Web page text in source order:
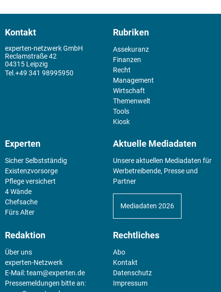
Kontakt
experten-netzwerk GmbH
Reclamstraße 42
04315 Leipzig
+49 341 98995950
Rubriken
Assekuranz
Finanzen
Recht
Management
Wirtschaft
Themenwelt
Tools
Kiosk
Experten
Sicher Selbstständig
Existenz­vorsorge
Pflege versichert
4 Wände
Chefsache
Fürs Alter
Aktuelle Mediadaten
Unsere aktuellen Mediadaten für
Werbetreibende, Presse und
Partner
Mediadaten 2026
Redaktion
Über uns
experten-Netzwerk
E-Mail:team@experten.de
Pressemeldungen bitte an:
Rechtliches
Abo
Kontakt
Datenschutz
Impressum